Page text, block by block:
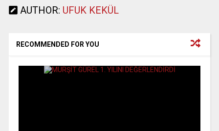
AUTHOR: UFUK KEKÜL
RECOMMENDED FOR YOU